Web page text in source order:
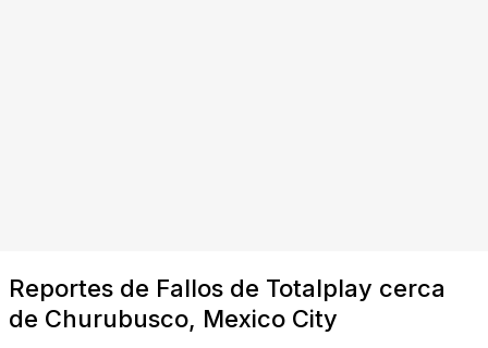
Reportes de Fallos de Totalplay cerca
de Churubusco, Mexico City